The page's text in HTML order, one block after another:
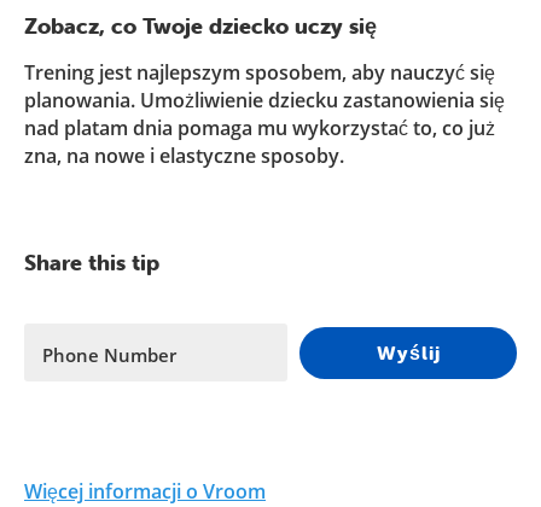
Zobacz, co Twoje dziecko uczy się
Trening jest najlepszym sposobem, aby nauczyć się
planowania. Umożliwienie dziecku zastanowienia się
nad platam dnia pomaga mu wykorzystać to, co już
zna, na nowe i elastyczne sposoby.
Share this tip
Phone Number Wyślij
Więcej informacji o Vroom